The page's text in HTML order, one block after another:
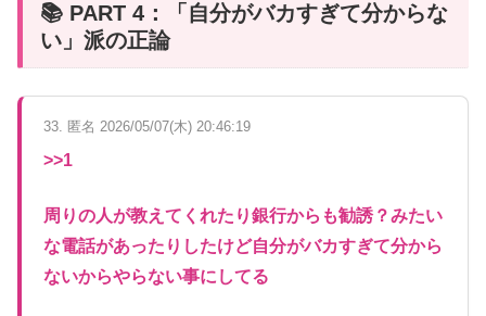
📚 PART 4：「自分がバカすぎて分からな
い」派の正論
33. 匿名 2026/05/07(木) 20:46:19
>>1
周りの人が教えてくれたり銀行からも勧誘？みたい
な電話があったりしたけど自分がバカすぎて分から
ないからやらない事にしてる